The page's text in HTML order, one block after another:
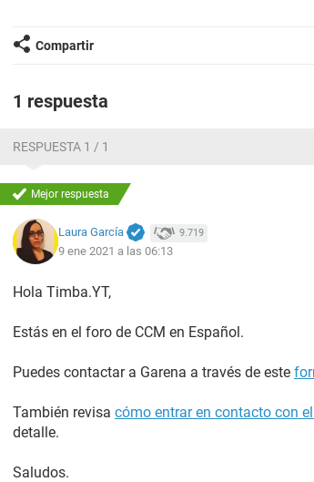
Compartir
1 respuesta
RESPUESTA 1 / 1
Mejor respuesta
Laura García 9.719
9 ene 2021 a las 06:13
Hola Timba.YT,
Estás en el foro de CCM en Español.
Puedes contactar a Garena a través de este
También revisa cómo entrar en contacto con
detalle.
Saludos.